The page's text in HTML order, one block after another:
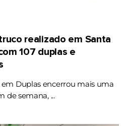
realizado em Santa
107 duplas e
em Duplas encerrou mais uma
de semana, ...